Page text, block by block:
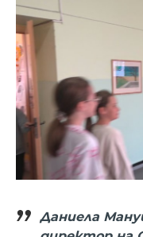
Даниела